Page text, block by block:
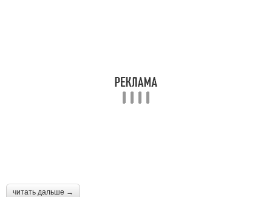
читать дальше →